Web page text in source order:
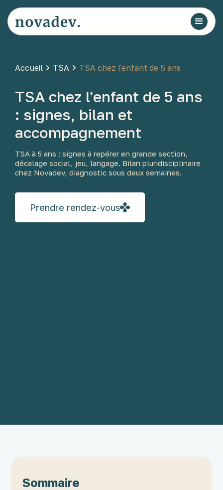
Accueil TSA TSA chez l'enfant de 5 ans
TSA chez l'enfant de 5 ans
: signes, bilan et
accompagnement
TSA à 5 ans : signes à repérer en grande section,
décalage social, jeu, langage. Bilan pluridisciplinaire
chez Novadev, diagnostic sous deux semaines.
Prendre rendez-vous
Sommaire